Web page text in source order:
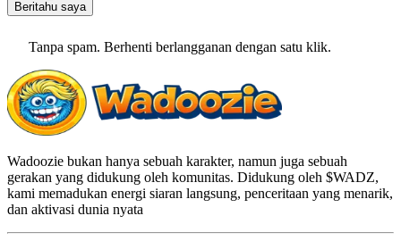
Beritahu saya
Tanpa spam. Berhenti berlangganan dengan satu klik.
Wadoozie bukan hanya sebuah karakter, namun juga sebuah
gerakan yang didukung oleh komunitas. Didukung oleh $WADZ,
kami memadukan energi siaran langsung, penceritaan yang menarik,
dan aktivasi dunia nyata